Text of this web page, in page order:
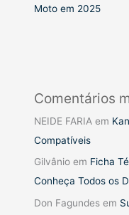
Moto em 2025
Comentários
NEIDE FARIA em
Compatíveis
Gilvânio em Ficha
Conheça Todos os
Don Fagundes em